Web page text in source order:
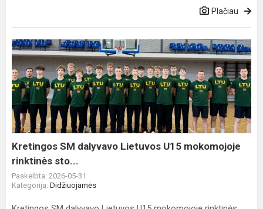
Plačiau
Kretingos
SM
dalyvavo
Lietuvos
U15
mokomojoje
rinktinės
sto...
Kretingos SM dalyvavo Lietuvos U15 mokomojoje
rinktinės sto...
Paskelbta: 2026-05-31
Kategorija: Didžiuojamės